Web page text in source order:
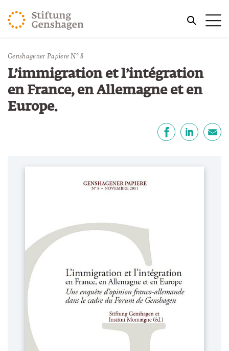
REVENIR AU CONTENU PRINCIPAL
REVENIR À LA RECHERCHE
Vous êtes ici:
Accueil Publications
Genshagener Papiere N° 8
L’immigration et l’intégration
en France, en Allemagne et en
Europe.